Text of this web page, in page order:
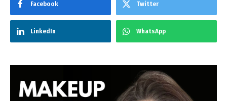
Facebook Twitter
LinkedIn WhatsApp